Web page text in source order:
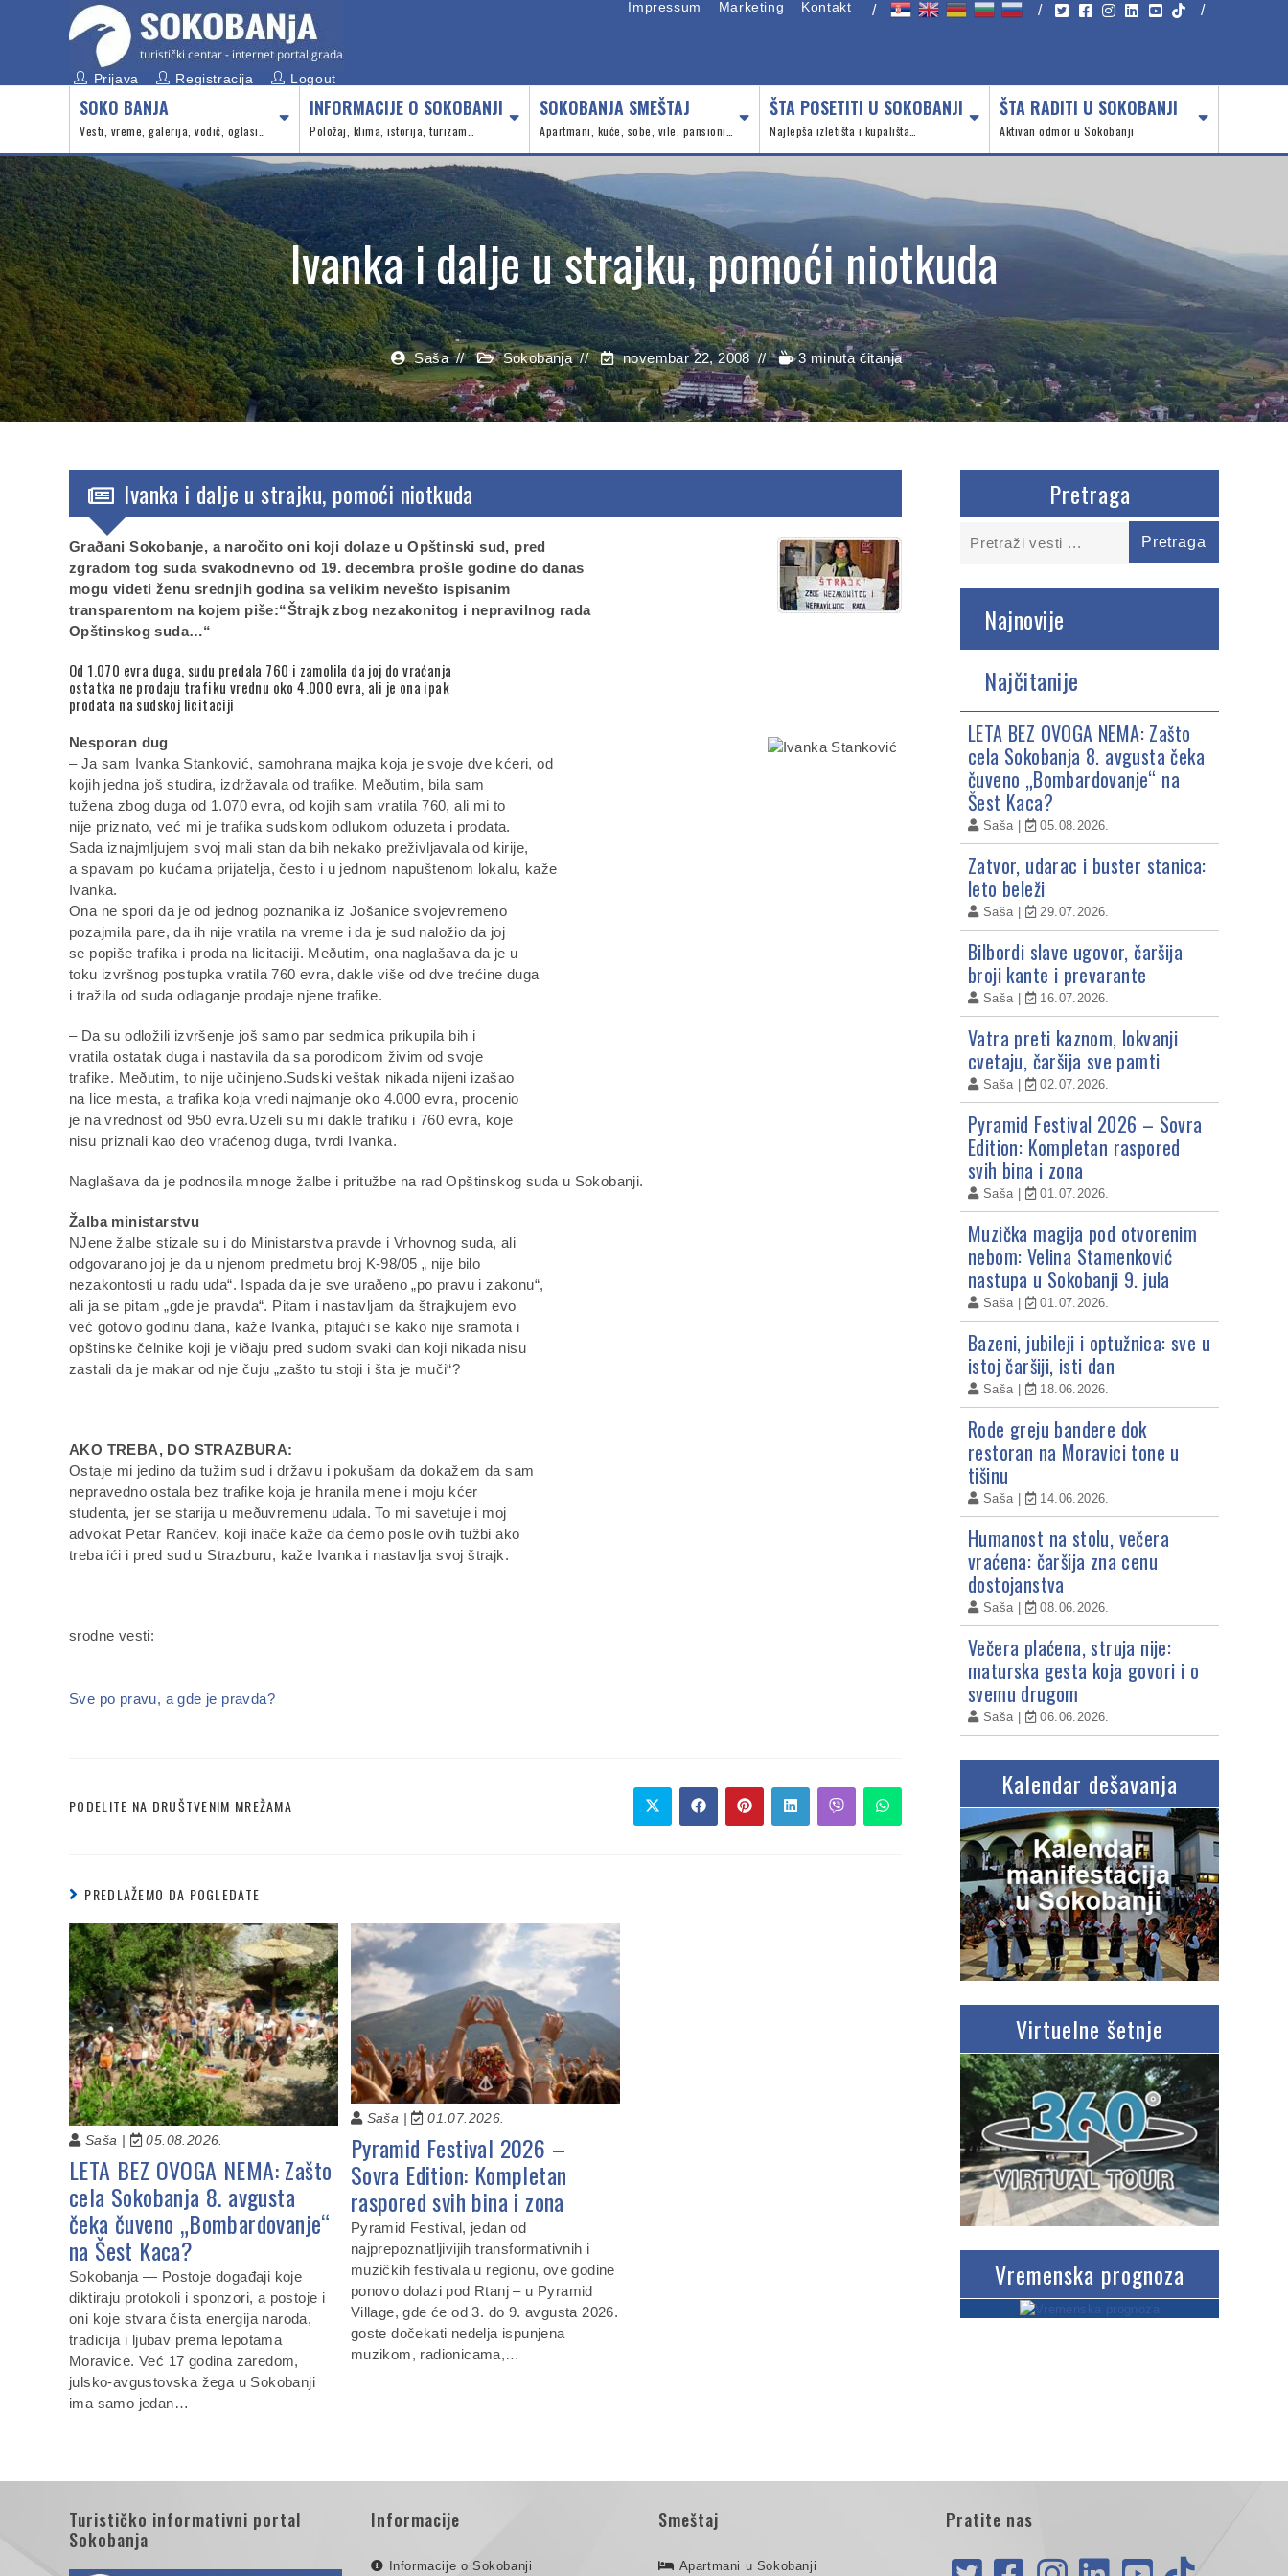
Impressum Marketing Kontakt / / /
Prijava Registracija Logout
SOKO BANJA
Vesti, vreme, galerija, vodič, oglasi…
INFORMACIJE O SOKOBANJI
Položaj, klima, istorija, turizam…
SOKOBANJA SMEŠTAJ
Apartmani, kuće, sobe, vile, pansioni…
ŠTA POSETITI U SOKOBANJI
Najlepša izletišta i kupališta…
ŠTA RADITI U SOKOBANJI
Aktivan odmor u Sokobanji
Ivanka i dalje u strajku, pomoći niotkuda
Saša Sokobanja novembar 22, 2008 3 minuta čitanja
Ivanka i dalje u strajku, pomoći niotkuda
Graðani Sokobanje, a naročito oni koji dolaze u Opštinski sud, pred
zgradom tog suda svakodnevno od 19. decembra prošle godine do danas
mogu videti ženu srednjih godina sa velikim nevešto ispisanim
transparentom na kojem piše:“Štrajk zbog nezakonitog i nepravilnog rada
Opštinskog suda…“
Od 1.070 evra duga, sudu predala 760 i zamolila da joj do vraćanja
ostatka ne prodaju trafiku vrednu oko 4.000 evra, ali je ona ipak
prodata na sudskoj licitaciji
Nesporan dug
– Ja sam Ivanka Stanković, samohrana majka koja je svoje dve kćeri, od
kojih jedna još studira, izdržavala od trafike. Meðutim, bila sam
tužena zbog duga od 1.070 evra, od kojih sam vratila 760, ali mi to
nije priznato, već mi je trafika sudskom odlukom oduzeta i prodata.
Sada iznajmljujem svoj mali stan da bih nekako preživljavala od kirije,
a spavam po kućama prijatelja, često i u jednom napuštenom lokalu, kaže
Ivanka.
Ona ne spori da je od jednog poznanika iz Jošanice svojevremeno
pozajmila pare, da ih nije vratila na vreme i da je sud naložio da joj
se popiše trafika i proda na licitaciji. Meðutim, ona naglašava da je u
toku izvršnog postupka vratila 760 evra, dakle više od dve trećine duga
i tražila od suda odlaganje prodaje njene trafike.
– Da su odložili izvršenje još samo par sedmica prikupila bih i
vratila ostatak duga i nastavila da sa porodicom živim od svoje
trafike. Meðutim, to nije učinjeno.Sudski veštak nikada nijeni izašao
na lice mesta, a trafika koja vredi najmanje oko 4.000 evra, procenio
je na vrednost od 950 evra.Uzeli su mi dakle trafiku i 760 evra, koje
nisu priznali kao deo vraćenog duga, tvrdi Ivanka.
Naglašava da je podnosila mnoge žalbe i pritužbe na rad Opštinskog suda u Sokobanji.
Žalba ministarstvu
NJene žalbe stizale su i do Ministarstva pravde i Vrhovnog suda, ali
odgovarano joj je da u njenom predmetu broj K-98/05 „ nije bilo
nezakontosti u radu uda“. Ispada da je sve uraðeno „po pravu i zakonu“,
ali ja se pitam „gde je pravda“. Pitam i nastavljam da štrajkujem evo
već gotovo godinu dana, kaže Ivanka, pitajući se kako nije sramota i
opštinske čelnike koji je viðaju pred sudom svaki dan koji nikada nisu
zastali da je makar od nje čuju „zašto tu stoji i šta je muči“?
AKO TREBA, DO STRAZBURA:
Ostaje mi jedino da tužim sud i državu i pokušam da dokažem da sam
nepravedno ostala bez trafike koja je hranila mene i moju kćer
studenta, jer se starija u meðuvremenu udala. To mi savetuje i moj
advokat Petar Rančev, koji inače kaže da ćemo posle ovih tužbi ako
treba ići i pred sud u Strazburu, kaže Ivanka i nastavlja svoj štrajk.
srodne vesti:
Sve po pravu, a gde je pravda?
PODELITE NA DRUŠTVENIM MREŽAMA
PREDLAŽEMO DA POGLEDATE
Saša | 05.08.2026.
LETA BEZ OVOGA NEMA: Zašto
cela Sokobanja 8. avgusta
čeka čuveno „Bombardovanje“
na Šest Kaca?
Sokobanja — Postoje događaji koje
diktiraju protokoli i sponzori, a postoje i
oni koje stvara čista energija naroda,
tradicija i ljubav prema lepotama
Moravice. Već 17 godina zaredom,
julsko-avgustovska žega u Sokobanji
ima samo jedan…
Saša | 01.07.2026.
Pyramid Festival 2026 –
Sovra Edition: Kompletan
raspored svih bina i zona
Pyramid Festival, jedan od
najprepoznatljivijih transformativnih i
muzičkih festivala u regionu, ove godine
ponovo dolazi pod Rtanj – u Pyramid
Village, gde će od 3. do 9. avgusta 2026.
goste dočekati nedelja ispunjena
muzikom, radionicama,…
Pretraga
Najnovije
Najčitanije
LETA BEZ OVOGA NEMA: Zašto
cela Sokobanja 8. avgusta čeka
čuveno „Bombardovanje“ na
Šest Kaca?
Saša 05.08.2026.
Zatvor, udarac i buster stanica:
leto beleži
Saša 29.07.2026.
Bilbordi slave ugovor, čaršija
broji kante i prevarante
Saša 16.07.2026.
Vatra preti kaznom, lokvanji
cvetaju, čaršija sve pamti
Saša 02.07.2026.
Pyramid Festival 2026 – Sovra
Edition: Kompletan raspored
svih bina i zona
Saša 01.07.2026.
Muzička magija pod otvorenim
nebom: Velina Stamenković
nastupa u Sokobanji 9. jula
Saša 01.07.2026.
Bazeni, jubileji i optužnica: sve u
istoj čaršiji, isti dan
Saša 18.06.2026.
Rode greju bandere dok
restoran na Moravici tone u
tišinu
Saša 14.06.2026.
Humanost na stolu, večera
vraćena: čaršija zna cenu
dostojanstva
Saša 08.06.2026.
Večera plaćena, struja nije:
maturska gesta koja govori i o
svemu drugom
Saša 06.06.2026.
Kalendar dešavanja
Virtuelne šetnje
Vremenska prognoza
Turističko informativni portal
Sokobanja
Informacije
Informacije o Sokobanji
Smeštaj
Apartmani u Sokobanji
Pratite nas